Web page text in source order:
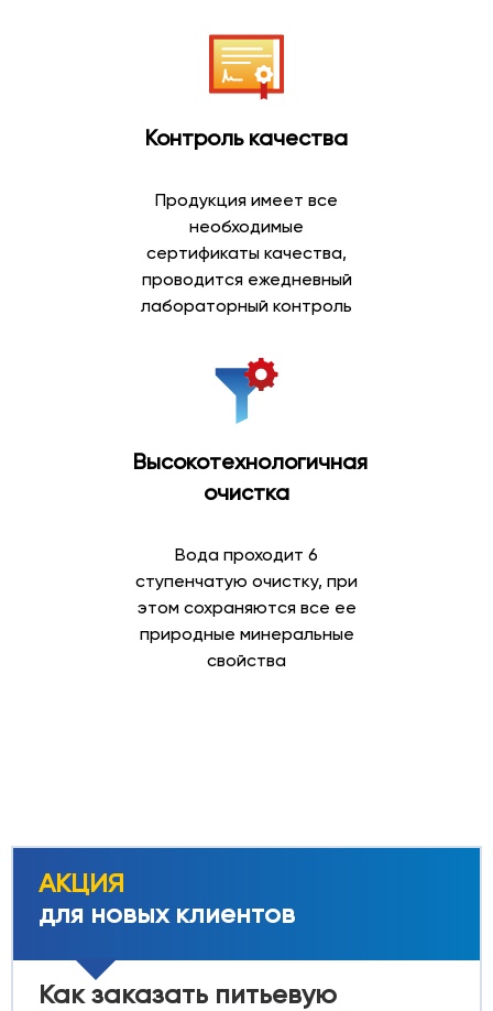
Контроль качества
Продукция имеет все
необходимые
сертификаты качества,
проводится ежедневный
лабораторный контроль
Высокотехнологичная
очистка
Вода проходит 6
ступенчатую очистку, при
этом сохраняются все ее
природные минеральные
свойства
АКЦИЯ
для новых клиентов
Как заказать питьевую